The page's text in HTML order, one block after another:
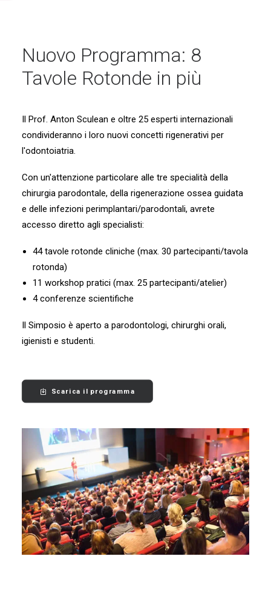
Nuovo Programma: 8
Tavole Rotonde in più
Il Prof. Anton Sculean e oltre 25 esperti internazionali
condivideranno i loro nuovi concetti rigenerativi per
l'odontoiatria.
Con un'attenzione particolare alle tre specialità della
chirurgia parodontale, della rigenerazione ossea guidata
e delle infezioni perimplantari/parodontali, avrete
accesso diretto agli specialisti:
44 tavole rotonde cliniche (max. 30 partecipanti/tavola
rotonda)
11 workshop pratici (max. 25 partecipanti/atelier)
4 conferenze scientifiche
Il Simposio è aperto a parodontologi, chirurghi orali,
igienisti e studenti.
Scarica il programma